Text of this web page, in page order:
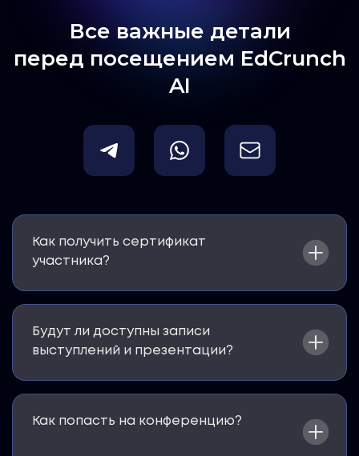
Все важные детали
перед посещением EdCrunch
AI
Как получить сертификат
участника?
Будут ли доступны записи
выступлений и презентации?
Как попасть на конференцию?